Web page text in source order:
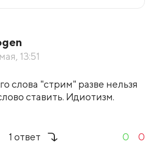
все
13:51
слова "стрим" разве нельзя
ставить. Идиотизм.
1 ответ 0 0